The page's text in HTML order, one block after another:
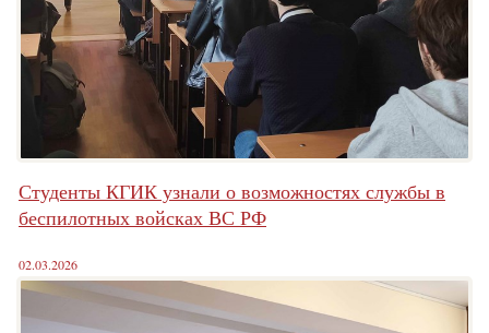
Студенты КГИК узнали о возможностях службы в
беспилотных войсках ВС РФ
02.03.2026